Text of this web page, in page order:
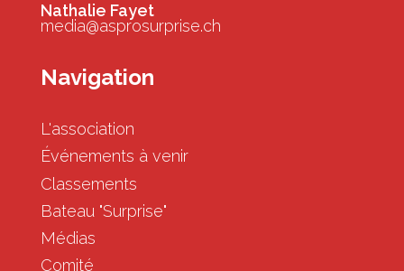
Nathalie Fayet
media@asprosurprise.ch
Navigation
L'association
Événements à venir
Classements
Bateau "Surprise"
Médias
Comité